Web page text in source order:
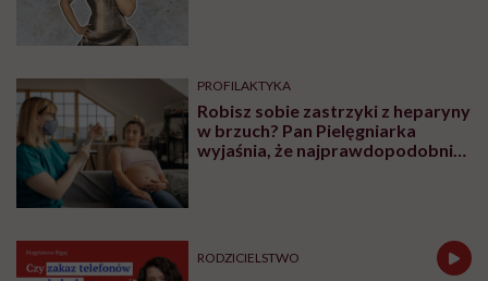
PROFILAKTYKA
Robisz sobie zastrzyki z heparyny
w brzuch? Pan Pielęgniarka
wyjaśnia, że najprawdopodobniej
RODZICIELSTWO